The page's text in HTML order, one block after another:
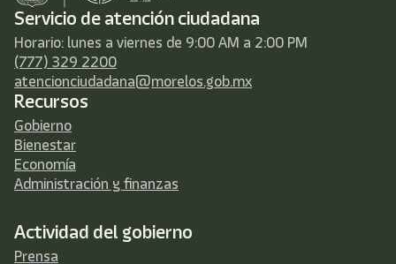
Servicio de atención ciudadana
Horario: lunes a viernes de 9:00 AM a 2:00 PM
(777) 329 2200
atencionciudadana@morelos.gob.mx
Recursos
Gobierno
Bienestar
Economía
Administración y finanzas
Actividad del gobierno
Prensa